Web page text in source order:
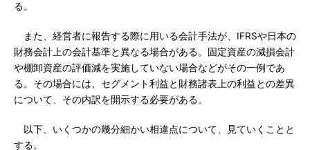
る。
また、経営者に報告する際に用いる会計手法が、IFRSや日本の
財務会計上の会計基準と異なる場合がある。固定資産の減損会計
や棚卸資産の評価減を実施していない場合などがその一例であ
る。その場合には、セグメント利益と財務諸表上の利益との差異
について、その内訳を開示する必要がある。
以下、いくつかの幾分細かい相違点について、見ていくことと
する。